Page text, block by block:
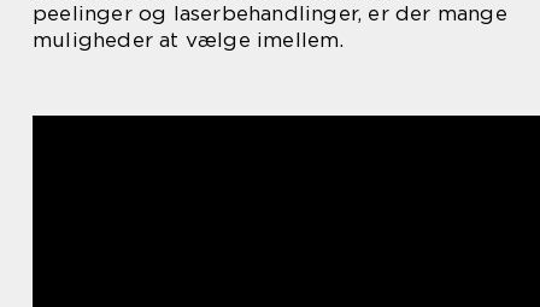
peelinger og laserbehandlinger, er der mange
muligheder at vælge imellem.